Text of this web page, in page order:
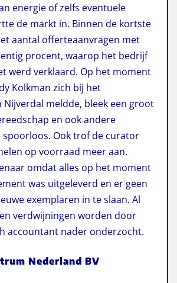
energie of zelfs eventuele
de markt in. Binnen de kortste
aantal offerteaanvragen met
procent, waarop het bedrijf
werd verklaard. Op het moment
Kolkman zich bij het
meldde, bleek een groot
en ook andere
Ook trof de curator
op voorraad meer aan.
omdat alles op het moment
was uitgeleverd en er geen
exemplaren in te slaan. Al
verdwijningen worden door
accountant nader onderzocht.
Nederland BV